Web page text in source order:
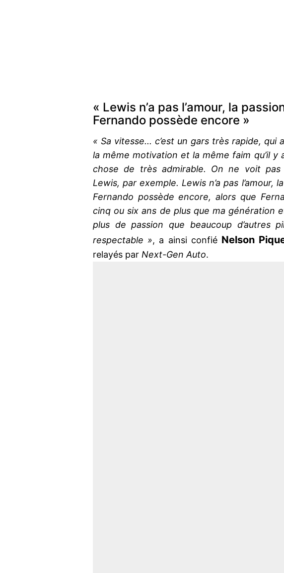
« Lewis n’a pas l’amour, la
Fernando possède encore »
« Sa vitesse... c’est un gars très rapide, qui
la même motivation et la même faim qu’il y
chose de très admirable. On ne voit
Lewis, par exemple. Lewis n’a pas l’amour,
Fernando possède encore, alors que
cinq ou six ans de plus que ma génération
plus de passion que beaucoup d’autres
respectable », a ainsi confié Nelson
relayés par Next-Gen Auto.